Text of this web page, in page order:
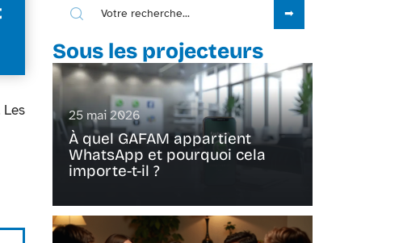
Les
Sous les projecteurs
25 mai 2026
À quel GAFAM appartient
WhatsApp et pourquoi cela
importe-t-il ?